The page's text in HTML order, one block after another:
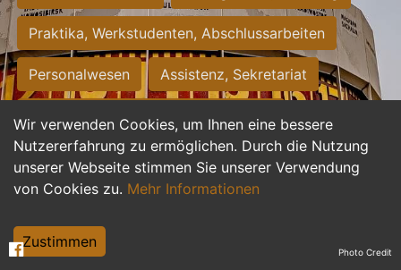
Wir verwenden Cookies, um Ihnen eine bessere
Nutzererfahrung zu ermöglichen. Durch die Nutzung
unserer Webseite stimmen Sie unserer Verwendung
von Cookies zu. Mehr Informationen
Zustimmen
Praktika, Werkstudenten, Abschlussarbeiten
Personalwesen Assistenz, Sekretariat
Hilfskräfte, Aushilfs- und Nebenjobs
Einkauf, Logistik, Materialwirtschaft
Weiterbildung, Studium, duale Ausbildung
Tourismus
Photo Credit